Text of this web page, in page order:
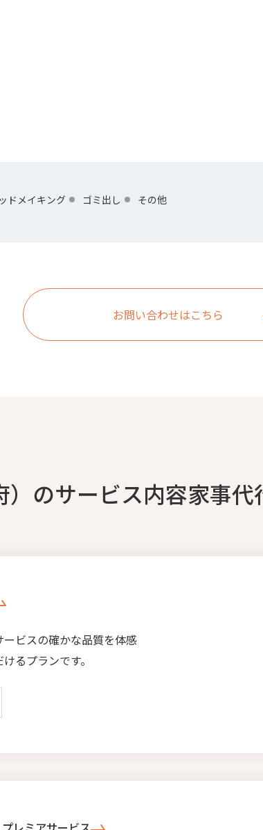
ドメイキング ゴミ出し その他
お問い合わせはこちら
のサービス内容家事
ビスの確かな品質を体感
るプランです。